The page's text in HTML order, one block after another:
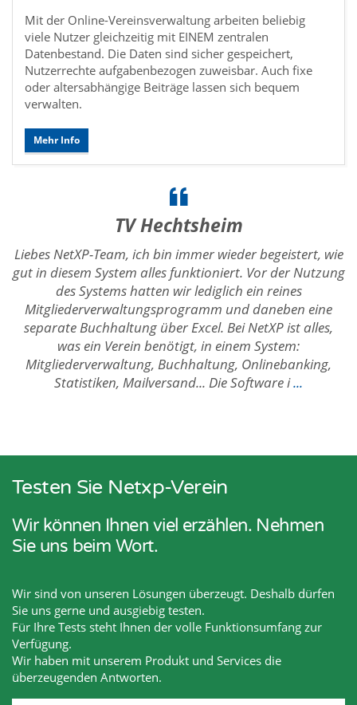
Mit der Online-Vereinsverwaltung arbeiten beliebig
viele Nutzer gleichzeitig mit EINEM zentralen
Datenbestand. Die Daten sind sicher gespeichert,
Nutzerrechte aufgabenbezogen zuweisbar. Auch fixe
oder altersabhängige Beiträge lassen sich bequem
verwalten.
Mehr Info
TV Hechtsheim
Liebes NetXP-Team, ich bin immer wieder begeistert, wie
gut in diesem System alles funktioniert. Vor der Nutzung
des Systems hatten wir lediglich ein reines
Mitgliederverwaltungsprogramm und daneben eine
separate Buchhaltung über Excel. Bei NetXP ist alles,
was ein Verein benötigt, in einem System:
Mitgliederverwaltung, Buchhaltung, Onlinebanking,
Statistiken, Mailversand... Die Software i...
Testen Sie Netxp-Verein
Wir können Ihnen viel erzählen. Nehmen
Sie uns beim Wort.
Wir sind von unseren Lösungen überzeugt. Deshalb dürfen
Sie uns gerne und ausgiebig testen.
Für Ihre Tests steht Ihnen der volle Funktionsumfang zur
Verfügung.
Wir haben mit unserem Produkt und Services die
überzeugenden Antworten.